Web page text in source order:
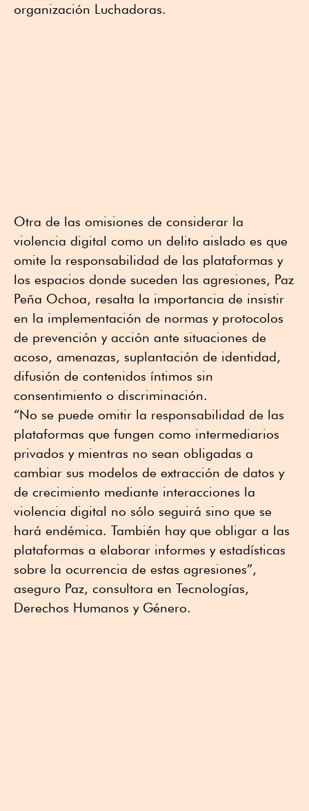
organización Luchadoras.
Otra de las omisiones de considerar la
violencia digital como un delito aislado es que
omite la responsabilidad de las plataformas y
los espacios donde suceden las agresiones, Paz
Peña Ochoa, resalta la importancia de insistir
en la implementación de normas y protocolos
de prevención y acción ante situaciones de
acoso, amenazas, suplantación de identidad,
difusión de contenidos íntimos sin
consentimiento o discriminación.
“No se puede omitir la responsabilidad de las
plataformas que fungen como intermediarios
privados y mientras no sean obligadas a
cambiar sus modelos de extracción de datos y
de crecimiento mediante interacciones la
violencia digital no sólo seguirá sino que se
hará endémica. También hay que obligar a las
plataformas a elaborar informes y estadísticas
sobre la ocurrencia de estas agresiones”,
aseguro Paz, consultora en Tecnologías,
Derechos Humanos y Género.